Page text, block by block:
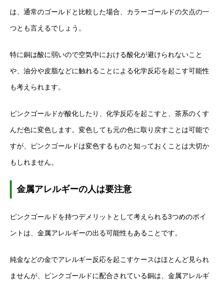
は、通常のゴールドと比較した場合、カラーゴールドの欠点の一
つとも言えるでしょう。
特に銅は酸に弱いので空気中における酸化が避けられないこと
や、油分や皮脂などに触れることによる化学反応を起こす可能性
も考えられます。
ピンクゴールドが酸化したり、化学反応を起こすと、茶系のくす
んだ色に変色します。変色しても元の色に取り戻すことは可能で
すが、ピンクゴールドは変色するものと知っておくことは大切か
もしれません。
金属アレルギーの人は要注意
ピンクゴールドを持つデメリットとして考えられる3つめのポイ
ントは、金属アレルギーの出る可能性もあることです。
純金などの金でアレルギー反応を起こすケースはほとんど見られ
ませんが、ピンクゴールドに配合されている銅は、金属アレルギ